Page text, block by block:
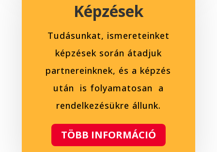
Képzések
Tudásunkat, ismereteinket
képzések során átadjuk
partnereinknek, és a képzés
után is folyamatosan a
rendelkezésükre állunk.
TÖBB INFORMÁCIÓ